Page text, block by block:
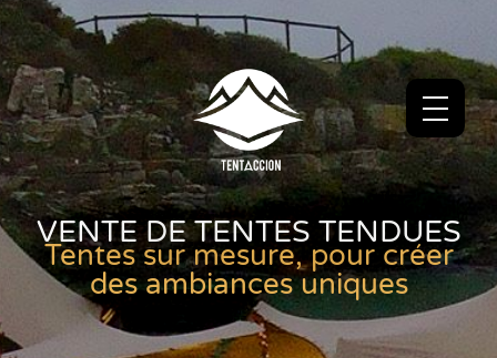
VENTE DE TENTES TENDUES
Tentes sur mesure, pour créer
des ambiances uniques